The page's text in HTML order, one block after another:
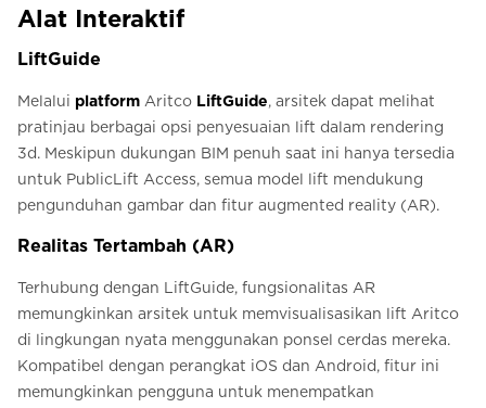
Alat Interaktif
LiftGuide
Melalui platform Aritco LiftGuide, arsitek dapat melihat
pratinjau berbagai opsi penyesuaian lift dalam rendering
3d. Meskipun dukungan BIM penuh saat ini hanya tersedia
untuk PublicLift Access, semua model lift mendukung
pengunduhan gambar dan fitur augmented reality (AR).
Realitas Tertambah (AR)
Terhubung dengan LiftGuide, fungsionalitas AR
memungkinkan arsitek untuk memvisualisasikan lift Aritco
di lingkungan nyata menggunakan ponsel cerdas mereka.
Kompatibel dengan perangkat iOS dan Android, fitur ini
memungkinkan pengguna untuk menempatkan